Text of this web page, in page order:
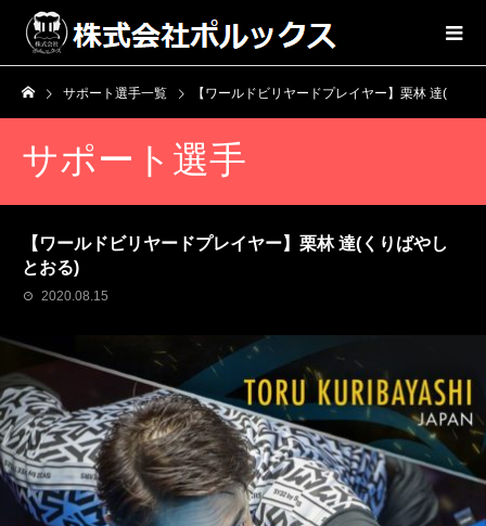
サポート選手一覧 【ワールドビリヤードプレイヤー】栗林 達(くりばやしとおる)
サポート選手
【ワールドビリヤードプレイヤー】栗林 達(くりばやし
とおる)
2020.08.15